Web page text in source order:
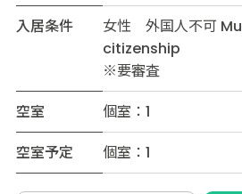
入居条件
女性 外国人不可
citizenship
※要審査
空室
個室：1
空室予定
個室：1